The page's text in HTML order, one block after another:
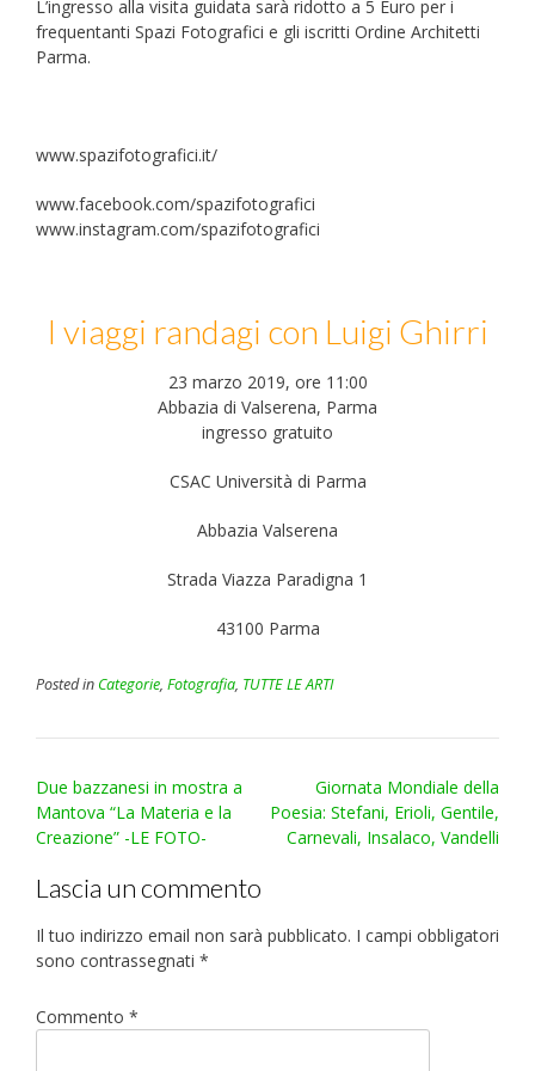
L’ingresso alla visita guidata sarà ridotto a 5 Euro per i
frequentanti Spazi Fotografici e gli iscritti Ordine Architetti
Parma.
www.spazifotografici.it/
www.facebook.com/spazifotografici
www.instagram.com/spazifotografici
I viaggi randagi con Luigi Ghirri
23 marzo 2019, ore 11:00
Abbazia di Valserena, Parma
ingresso gratuito
CSAC Università di Parma
Abbazia Valserena
Strada Viazza Paradigna 1
43100 Parma
Posted in Categorie, Fotografia, TUTTE LE ARTI
Post
navigation
Due bazzanesi in mostra a
Mantova “La Materia e la
Creazione” -LE FOTO-
Giornata Mondiale della
Poesia: Stefani, Erioli, Gentile,
Carnevali, Insalaco, Vandelli
Lascia un commento
Il tuo indirizzo email non sarà pubblicato. I campi obbligatori
sono contrassegnati *
Commento *